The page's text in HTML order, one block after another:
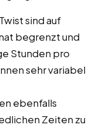
sind auf
begrenzt und
Stunden pro
sehr variabel
ebenfalls
Zeiten zu